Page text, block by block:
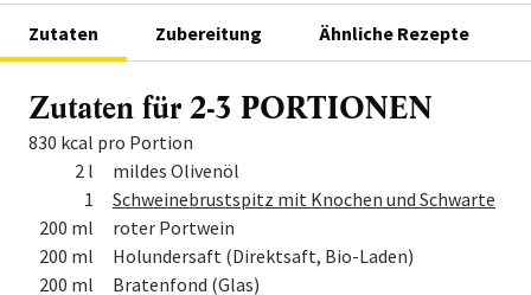
Zutaten Zubereitung Ähnliche Rezepte
Zutaten für 2-3 PORTIONEN
830 kcal pro Portion
MengeZutat
2 l
mildes Olivenöl
1
Schweinebrustspitz mit Knochen und Schwarte
200 ml
roter Portwein
200 ml
Holundersaft (Direktsaft, Bio-Laden)
200 ml
Bratenfond (Glas)